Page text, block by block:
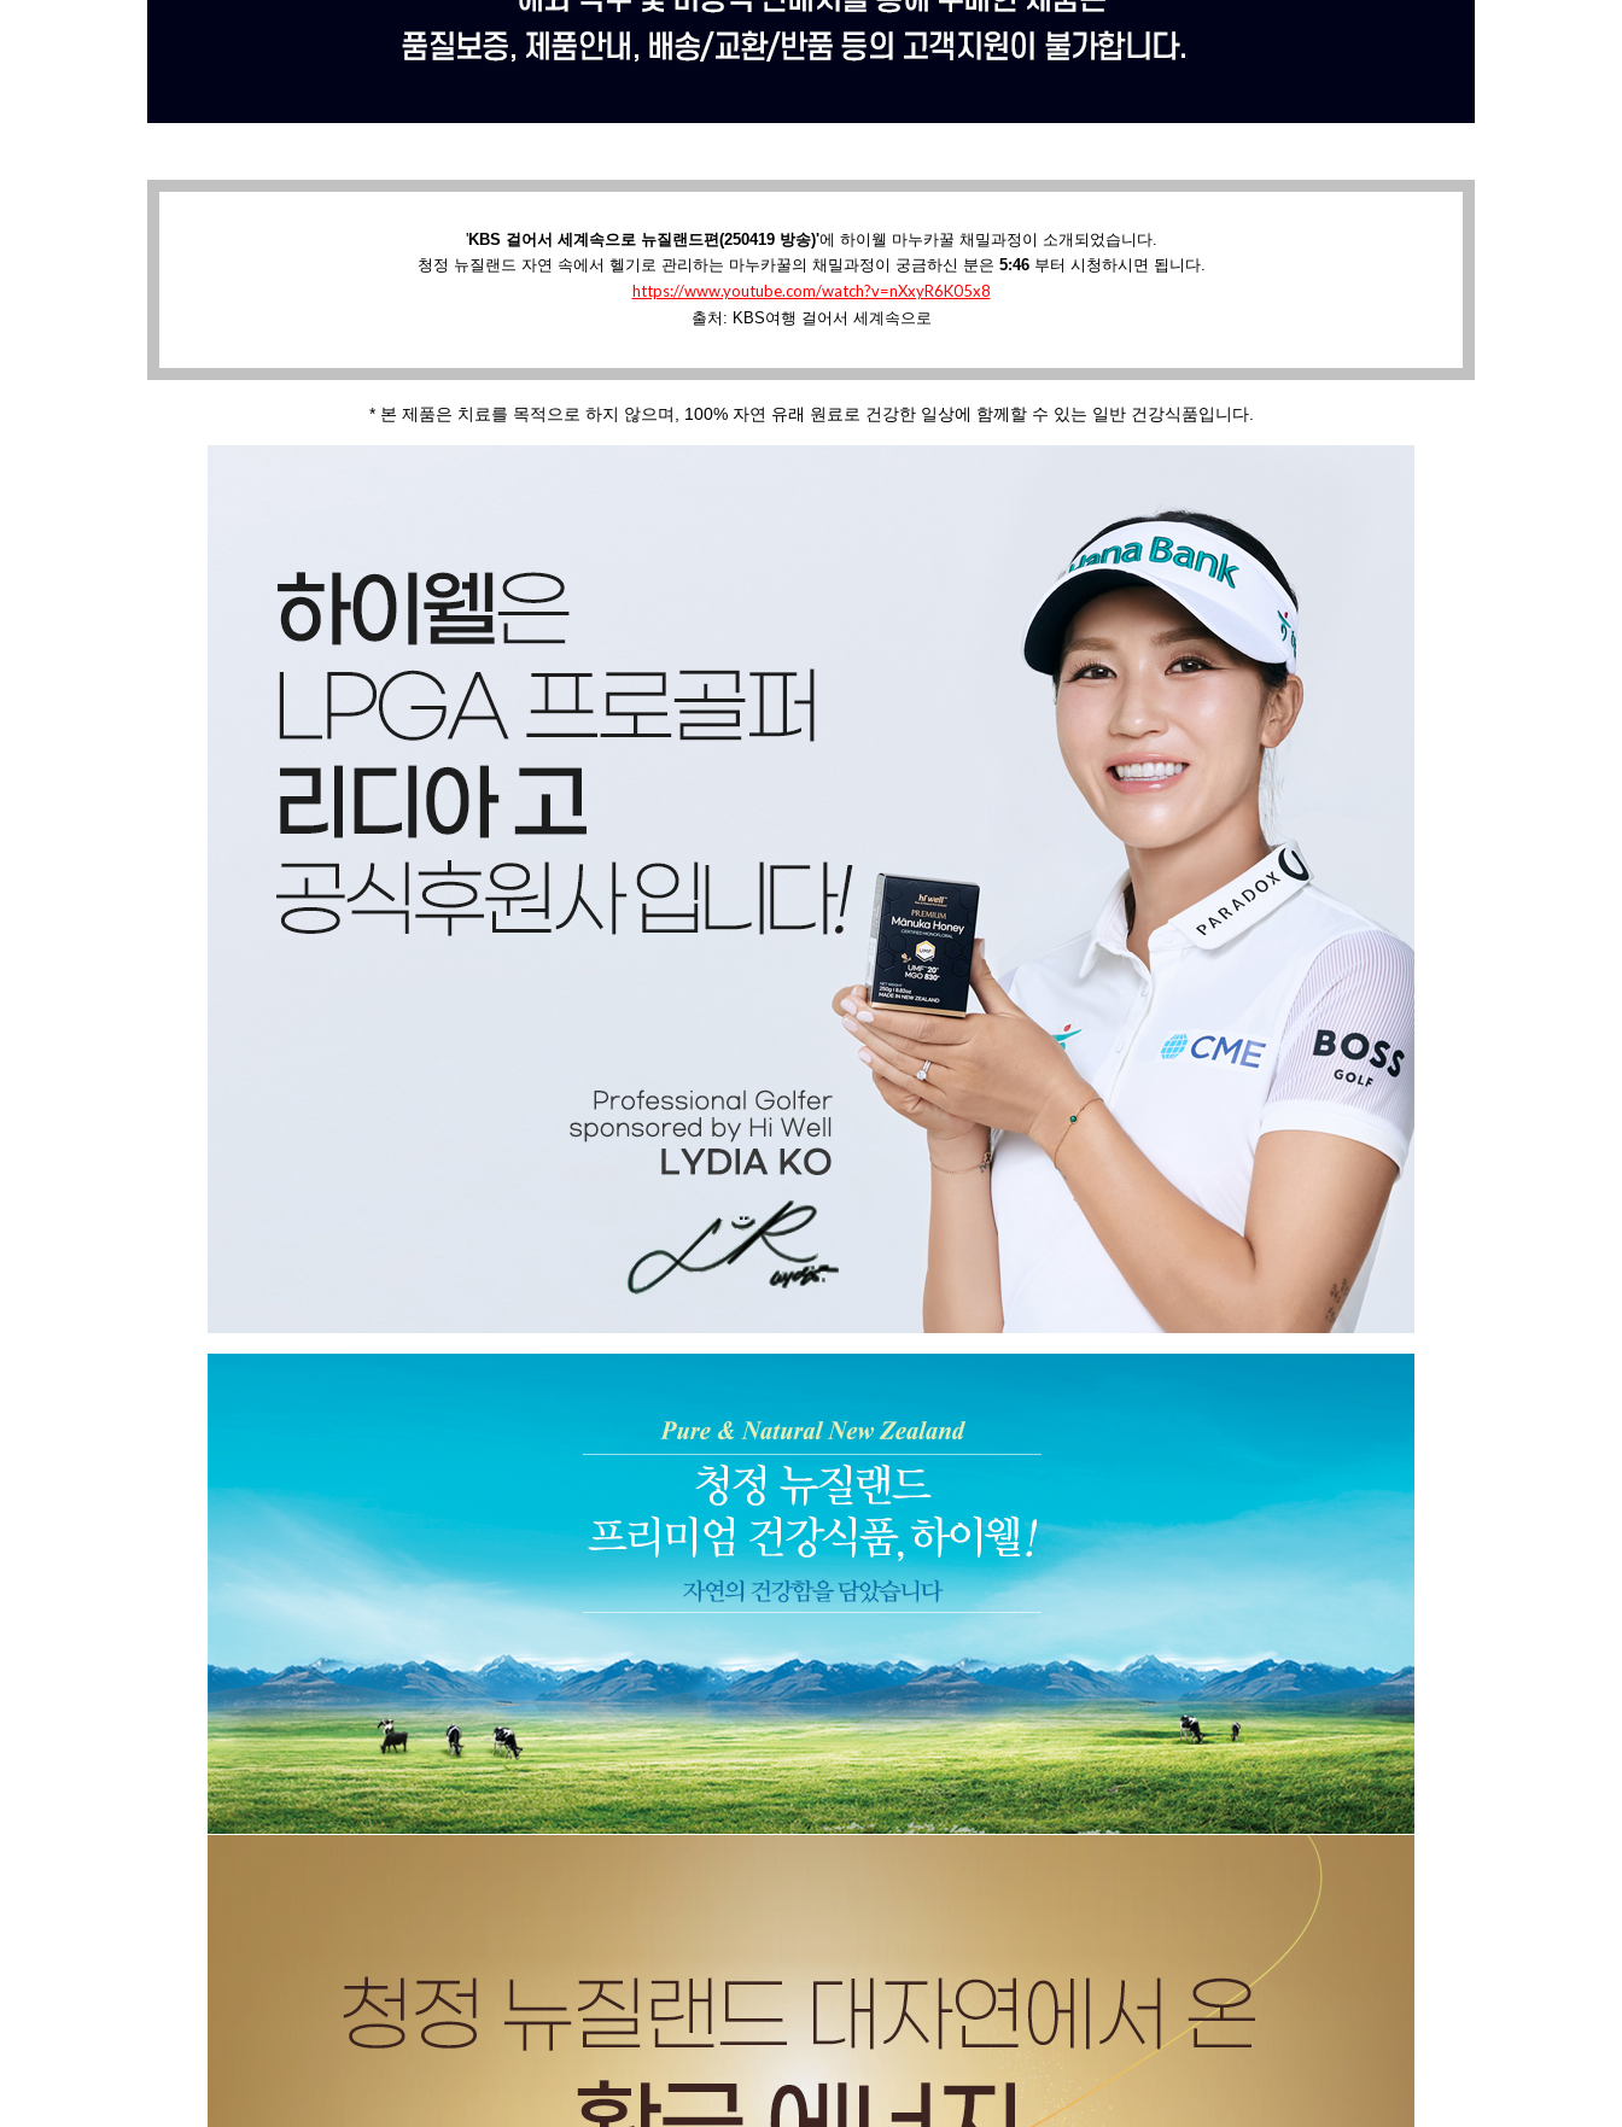
'KBS 걸어서 세계속으로 뉴질랜드편(250419 방송)'에 하이웰 마누카꿀 채밀과정이 소개되었습니다.
청정 뉴질랜드 자연 속에서 헬기로 관리하는 마누카꿀의 채밀과정이 궁금하신 분은 5:46부터 시청하시면 됩니다.
https://www.youtube.com/watch?v=nXxyR6K05x8
출처: KBS여행 걸어서 세계속으로
* 본 제품은 치료를 목적으로 하지 않으며, 100% 자연 유래 원료로 건강한 일상에 함께할 수 있는 일반 건강식품입니다.